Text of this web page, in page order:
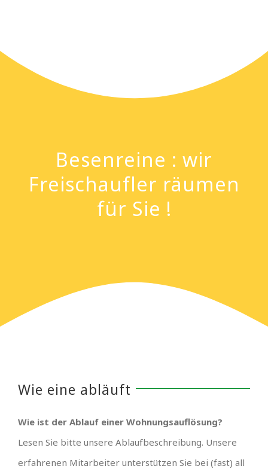
Besenreine : wir
Freischaufler räumen
für Sie !
Wie eine abläuft
Wie ist der Ablauf einer Wohnungsauflösung?
Lesen Sie bitte unsere Ablaufbeschreibung. Unsere
erfahrenen Mitarbeiter unterstützen Sie bei (fast) all